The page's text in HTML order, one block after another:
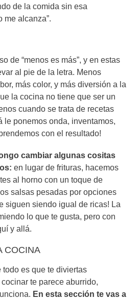
de la comida sin esa
me alcanza”.
de “menos es más”, y en estas
al pie de la letra. Menos
más color, y más diversión a la
la cocina no tiene que ser un
cuando se trata de recetas
le ponemos onda, inventamos,
con el resultado!
cambiar algunas cositas
en lugar de frituras, hacemos
al horno con un toque de
salsas pesadas por opciones
siguen siendo igual de ricas! La
lo que te gusta, pero con
y allá.
COCINA
todo es que te diviertas
te parece aburrido,
En esta sección te vas a